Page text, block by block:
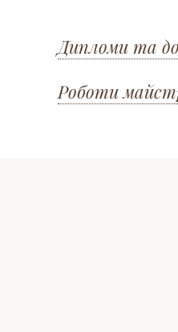
Дипломи та
Роботи